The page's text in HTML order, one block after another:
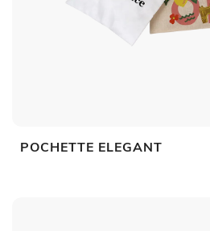
POCHETTE ELEGANT